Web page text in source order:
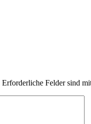
Erforderliche Felder sind